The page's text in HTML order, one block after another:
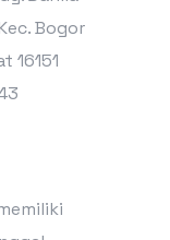
Bogor
16151